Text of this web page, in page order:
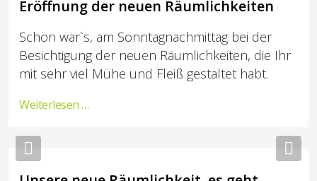
Eröffnung der neuen Räumlichkeiten
Schön war`s, am Sonntagnachmittag bei der
Besichtigung der neuen Räumlichkeiten, die Ihr
mit sehr viel Mühe und Fleiß gestaltet habt.
Weiterlesen …
Previous